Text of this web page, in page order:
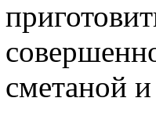
сметаной